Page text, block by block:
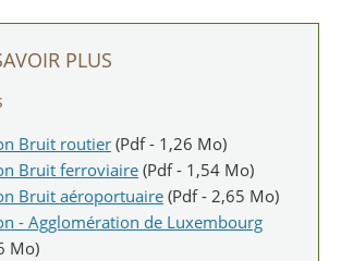
PLUS
Bruit routier (Pdf - 1,26 Mo)
Bruit ferroviaire (Pdf - 1,54 Mo)
Bruit aéroportuaire (Pdf - 2,65 Mo)
- Agglomération de Luxembourg
Mo)